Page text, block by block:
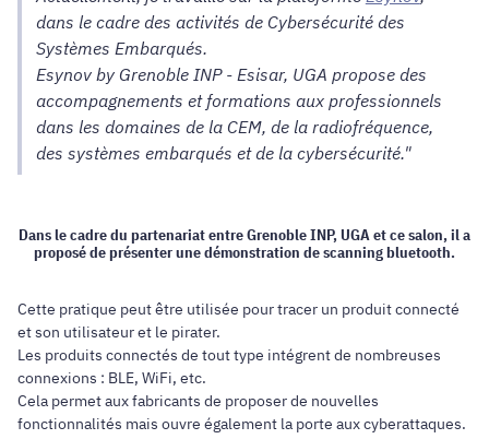
dans le cadre des activités de Cybersécurité des
Systèmes Embarqués.
Esynov by Grenoble INP - Esisar, UGA propose des
accompagnements et formations aux professionnels
dans les domaines de la CEM, de la radiofréquence,
des systèmes embarqués et de la cybersécurité."
Dans le cadre du partenariat entre Grenoble INP, UGA et ce salon, il a
proposé de présenter une démonstration de scanning bluetooth.
Cette pratique peut être utilisée pour tracer un produit connecté
et son utilisateur et le pirater.
Les produits connectés de tout type intégrent de nombreuses
connexions : BLE, WiFi, etc.
Cela permet aux fabricants de proposer de nouvelles
fonctionnalités mais ouvre également la porte aux cyberattaques.